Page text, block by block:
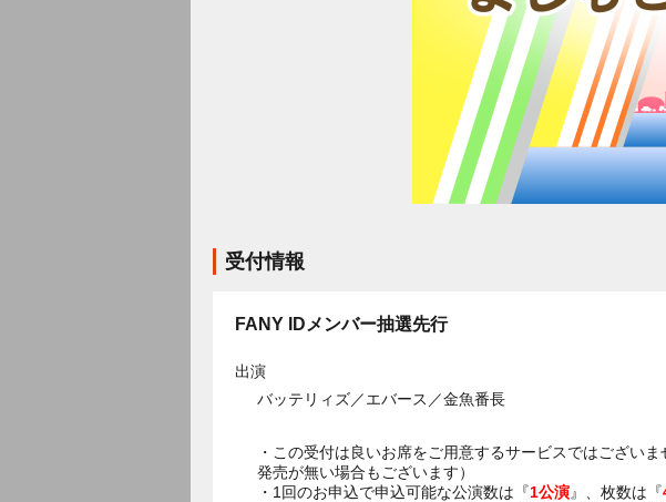
受付情報
FANY IDメンバー抽選先行
出演
バッテリィズ／エバース／金魚番長
・この受付は良いお席をご用意するサービスではござい
発売が無い場合もございます）
・1回のお申込で申込可能な公演数は『1公演』、枚数は『